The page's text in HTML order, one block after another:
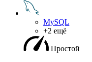
MySQL
+2 ещё
Простой